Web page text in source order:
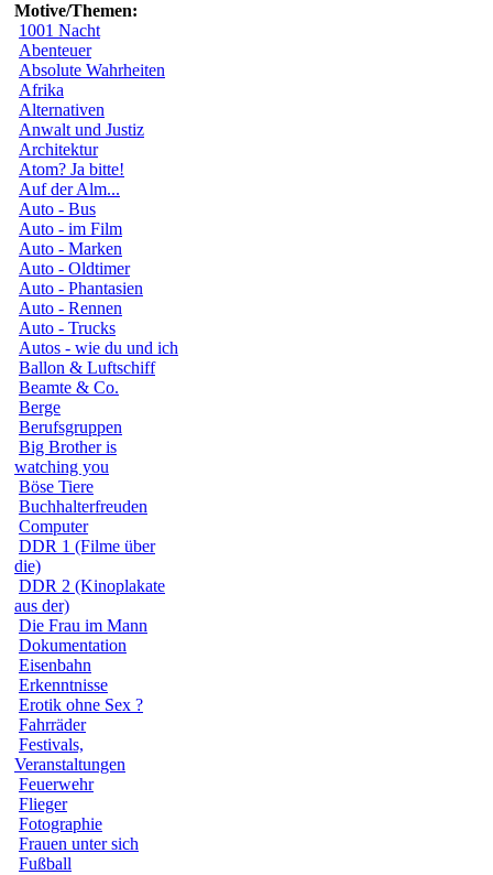
Motive/Themen:
1001 Nacht
Abenteuer
Absolute Wahrheiten
Afrika
Alternativen
Anwalt und Justiz
Architektur
Atom? Ja bitte!
Auf der Alm...
Auto - Bus
Auto - im Film
Auto - Marken
Auto - Oldtimer
Auto - Phantasien
Auto - Rennen
Auto - Trucks
Autos - wie du und ich
Ballon & Luftschiff
Beamte & Co.
Berge
Berufsgruppen
Big Brother is
watching you
Böse Tiere
Buchhalterfreuden
Computer
DDR 1 (Filme über
die)
DDR 2 (Kinoplakate
aus der)
Die Frau im Mann
Dokumentation
Eisenbahn
Erkenntnisse
Erotik ohne Sex ?
Fahrräder
Festivals,
Veranstaltungen
Feuerwehr
Flieger
Fotographie
Frauen unter sich
Fußball